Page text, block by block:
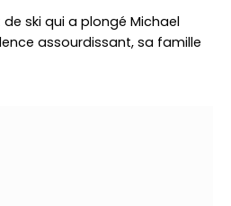
ski qui a plongé Michael
assourdissant, sa famille